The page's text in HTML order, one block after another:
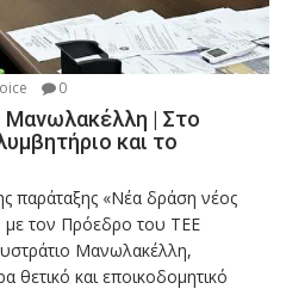
0
Μανωλακέλλη | Στο
και το
παράταξης «Νέα δράση νέος
τον Πρόεδρο του ΤΕΕ
Μανωλακέλλη,
θετικό και εποικοδομητικό